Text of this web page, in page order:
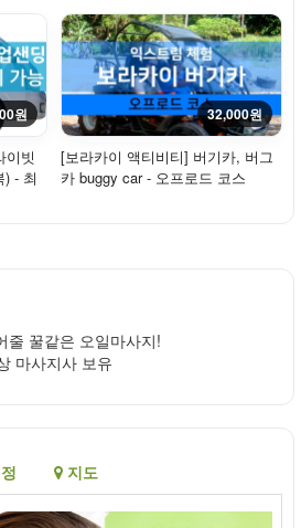
원
이빗
- 최
32,000원
[보라카이 액티비티] 버기카, 버그
카 buggy car - 오프로드 코스
줄 꿀같은 오일마사지!
마사지사 보유
지도